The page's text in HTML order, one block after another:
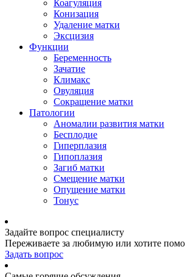
Коагуляция
Конизация
Удаление матки
Эксцизия
Функции
Беременность
Зачатие
Климакс
Овуляция
Сокращение матки
Патологии
Аномалии развития матки
Бесплодие
Гиперплазия
Гипоплазия
Загиб матки
Смещение матки
Опущение матки
Тонус
Задайте вопрос специалисту
Переживаете за любимую или хотите
Задать вопрос